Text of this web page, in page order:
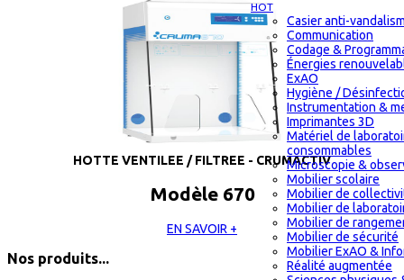
HOT
Casier anti-
Communication
Codage &
Énergies
ExAO
Hygiène /
Instrumentation &
Imprimantes 3D
Matériel de
consommables
Microscopie &
Mobilier scolaire
Mobilier de
Mobilier de
Mobilier de
Mobilier de sécurité
Mobilier ExAO &
Réalité augmentée
HOTTE VENTILEE / FILTREE - CRUMACTIV
Modèle 670
EN SAVOIR +
Nos produits...